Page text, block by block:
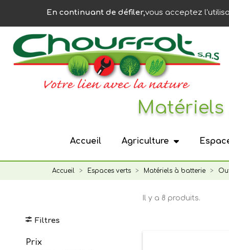
Accueil Agriculture
Accueil Espaces verts Matériels à batterie
Filtres
Prix
Il y a 8 produits.
En continuant de défiler,vous acceptez